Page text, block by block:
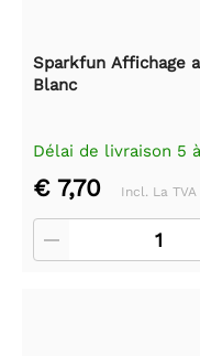
Sparkfun Affichage
Blanc
Délai de livraison 5
€ 7,70 Incl. La TVA